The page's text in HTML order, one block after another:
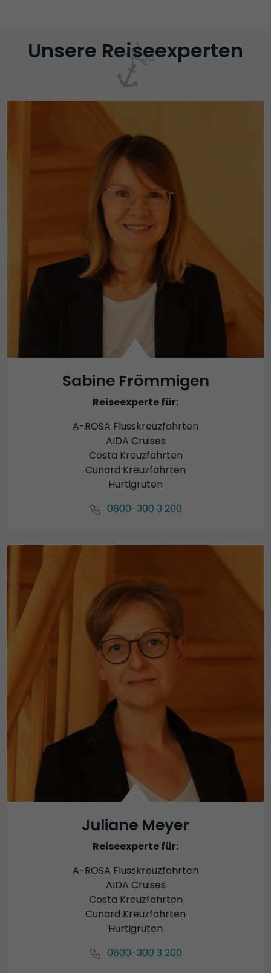
Unsere Reiseexperten
Sabine Frömmigen
Reiseexperte für:
A-ROSA Flusskreuzfahrten
AIDA Cruises
Costa Kreuzfahrten
Cunard Kreuzfahrten
Hurtigruten
0800-300 3 200
Juliane Meyer
Reiseexperte für:
A-ROSA Flusskreuzfahrten
AIDA Cruises
Costa Kreuzfahrten
Cunard Kreuzfahrten
Hurtigruten
0800-300 3 200